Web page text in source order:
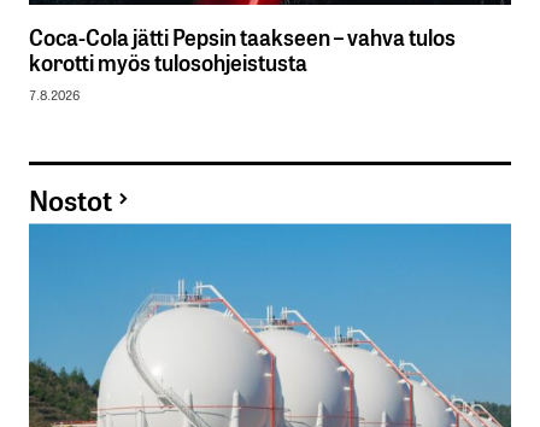
Coca-Cola jätti Pepsin taakseen – vahva tulos
korotti myös tulosohjeistusta
7.8.2026
Nostot